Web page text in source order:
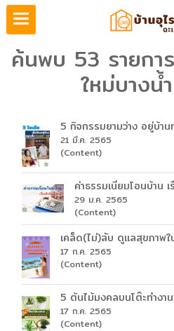
ค้นพบ 53 รายกา
ใหม่บางน้
5 กิจกรรมยามว่าง อยู่บ้าน
21 มี.ค. 2565
(Content)
ค่าธรรมเนียมโอนบ้าน
29 ม.ค. 2565
(Content)
เคล็ด(ไม่)ลับ ดูแลสุขภาพใ
17 ก.ค. 2565
(Content)
5 ต้นไม้มงคลบนโต๊ะทำงาน
17 ก.ค. 2565
(Content)